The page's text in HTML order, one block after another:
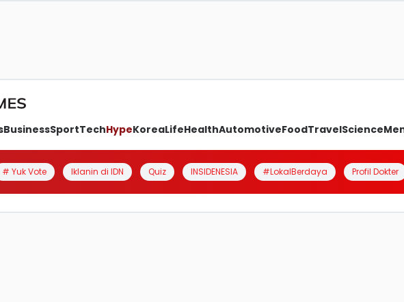
BusinessSportTechHypeKoreaLifeHealthAutomotiveFoodTravelScience
# Yuk Vote Iklanin di IDN Quiz INSIDENESIA #LokalBerdaya Profil Dokter